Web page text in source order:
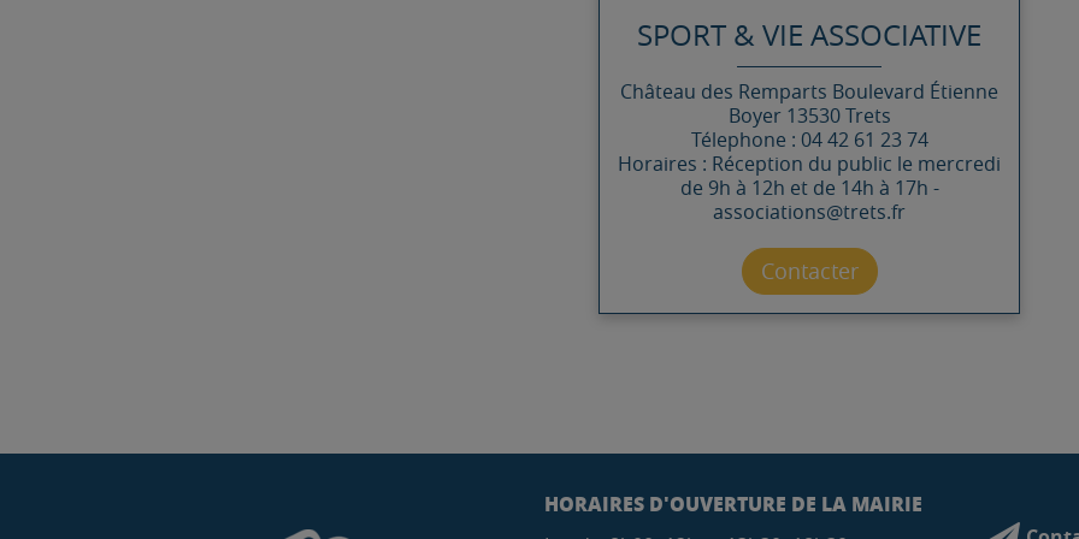
SPORT & VIE ASSOCIATIVE
Château des Remparts Boulevard Étienne
Boyer 13530 Trets
Télephone : 04 42 61 23 74
Horaires : Réception du public le mercredi
de 9h à 12h et de 14h à 17h -
associations@trets.fr
Contacter par mail
Contacter
HORAIRES D'OUVERTURE DE LA MAIRIE